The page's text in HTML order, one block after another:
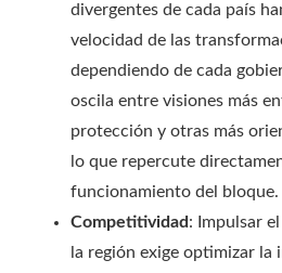
divergentes de cada país
velocidad de las
dependiendo de cada
oscila entre visiones más
protección y otras más
lo que repercute
funcionamiento del bloque.
Competitividad: Impulsar
la región exige optimizar